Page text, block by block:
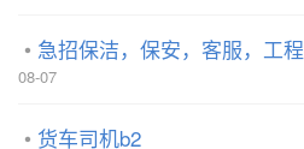
急招保洁，保安，客服，工程
08-07
货车司机b2